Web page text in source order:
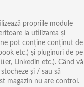
propriile module
la utilizarea și
pot conține conținut de
etc.) și pluginuri de pe
Linkedin etc.). Când vă
și / sau să
magazin nu are control.